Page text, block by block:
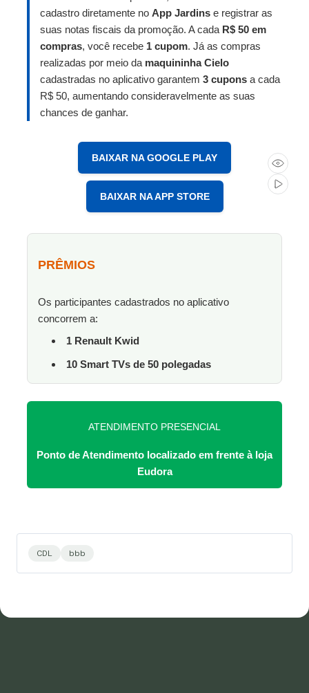
cadastro diretamente no App Jardins e registrar as
suas notas fiscais da promoção. A cada R$ 50 em
compras, você recebe 1 cupom. Já as compras
realizadas por meio da maquininha Cielo
cadastradas no aplicativo garantem 3 cupons a cada
R$ 50, aumentando consideravelmente as suas
chances de ganhar.
BAIXAR NA GOOGLE PLAY
BAIXAR NA APP STORE
PRÊMIOS
Os participantes cadastrados no aplicativo
concorrem a:
1 Renault Kwid
10 Smart TVs de 50 polegadas
ATENDIMENTO PRESENCIAL
Ponto de Atendimento localizado em frente à loja
Eudora
CDL bbb